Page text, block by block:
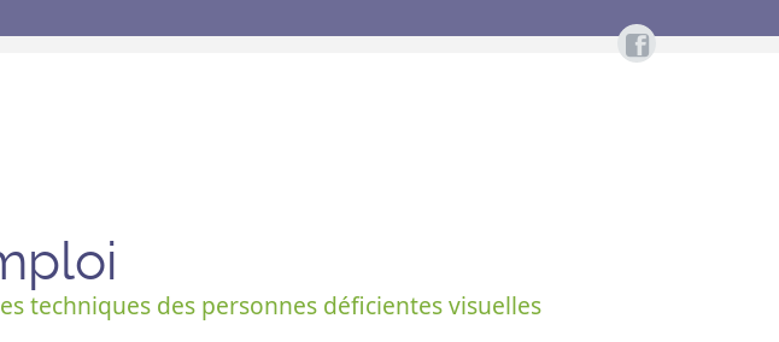
techniques des personnes déficientes visuelles